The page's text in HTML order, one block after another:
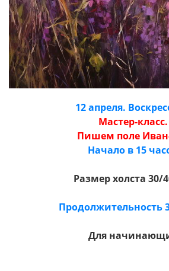
12 апреля.
Мастер-класс.
Пишем поле
Начало в 15
Размер холста 30/
Продолжительность
Для